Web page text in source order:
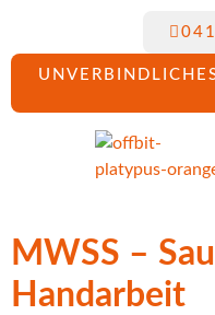
MWSS –
Handarbeit